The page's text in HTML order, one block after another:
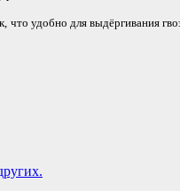
удобно для выдёргивания